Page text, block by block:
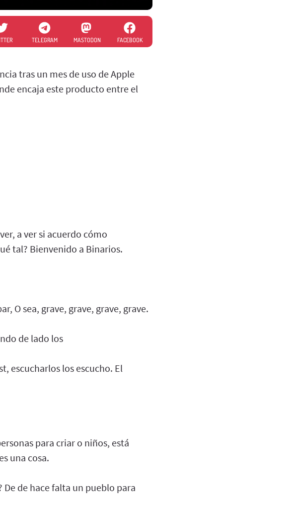
TELEGRAM MASTODON FACEBOOK
tras un mes de uso de Apple
encaja este producto entre el
a ver si acuerdo cómo
tal? Bienvenido a Binarios.
O sea, grave, grave, grave, grave.
de lado los
escucharlos los escucho. El
para criar o niños, está
una cosa.
de hace falta un pueblo para